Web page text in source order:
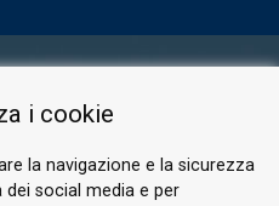
POLICY
i cookie
la navigazione e la sicurezza
social media e per